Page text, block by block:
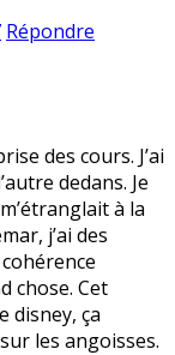
Répondre
des cours. J’ai
dedans. Je
à la
j’ai des
chose. Cet
disney, ça
les angoisses.